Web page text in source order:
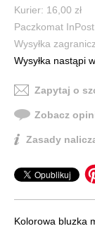
Kurier: 16,00 zł
Paczkomat
Wysyłka
Wysyłka nastąpi
Zapytaj o
Zobacz
Zasady
Kolorowa bluzka